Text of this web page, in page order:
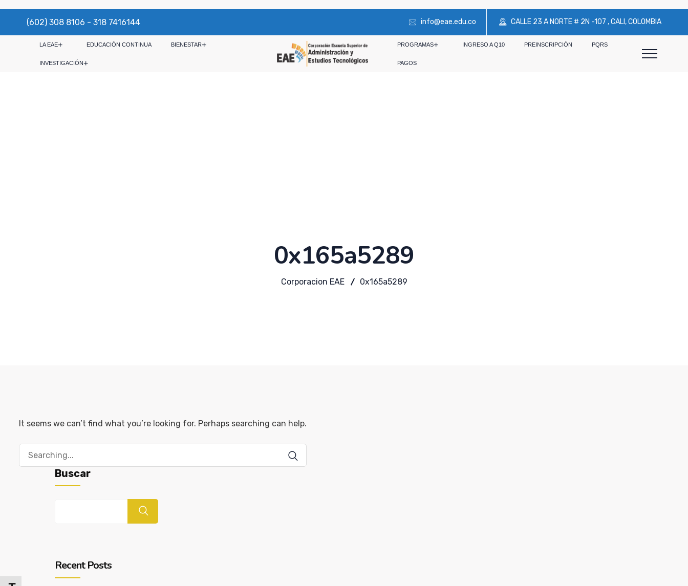
(602) 308 8106 - 318 7416144 info@eae.edu.co CALLE 23 A NORTE # 2N -107 , CALI, COLOMBIA
LA EAE EDUCACIÓN CONTINUA BIENESTAR
INVESTIGACIÓN
PROGRAMAS INGRESO A Q10 PREINSCRIPCIÓN PQRS
PAGOS
0x165a5289
Corporacion EAE 0x165a5289
It seems we can’t find what you’re looking for. Perhaps searching can help.
Buscar
Buscar
Recent Posts